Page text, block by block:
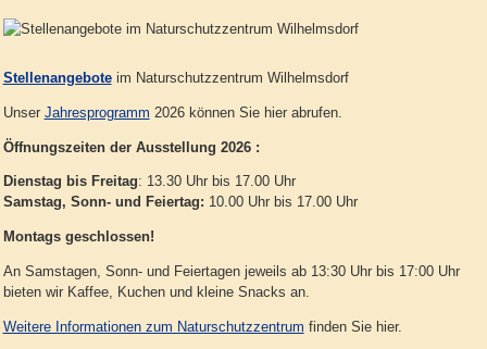
Stellenangeboteim Naturschutzzentrum Wilhelmsdorf
Unser Jahresprogramm 2026 können Sie hier abrufen.
Öffnungszeiten der Ausstellung 2026 :
Dienstag bis Freitag: 13.30 Uhr bis 17.00 Uhr
Samstag, Sonn- und Feiertag: 10.00 Uhr bis 17.00 Uhr
Montags geschlossen!
An Samstagen, Sonn- und Feiertagen jeweils ab 13:30 Uhr bis 17:00 Uhr
bieten wir Kaffee, Kuchen und kleine Snacks an.
Weitere Informationen zum Naturschutzzentrum finden Sie hier.